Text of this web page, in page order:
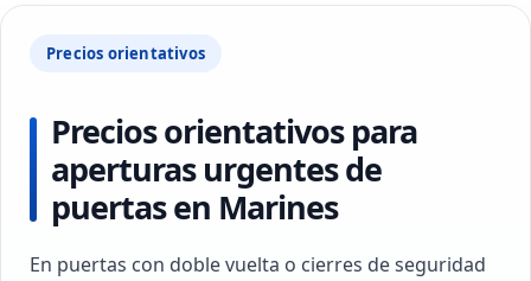
Precios orientativos
Precios orientativos para
aperturas urgentes de
puertas en Marines
En puertas con doble vuelta o cierres de seguridad